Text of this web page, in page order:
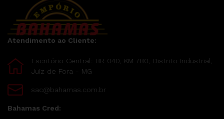
Atendimento ao Cliente:
Escritório Central: BR 040, KM 780, Distrito Industrial,
Juiz de Fora - MG
sac@bahamas.com.br
Bahamas Cred: